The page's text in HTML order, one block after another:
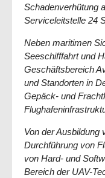
Schadenverhütung
Serviceleitstelle 24
Neben maritimen
Seeschifffahrt und
Geschäftsbereich
und Standorten in
Gepäck- und
Von der Ausbildung
Durchführung von
von Hard- und
Bereich der UAV-